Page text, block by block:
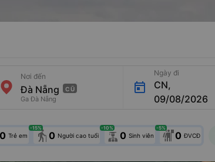
CŨ
Nơi đến
Ga Đà Nẵng
Ngày đi
CN,
09/08/2026
0 Trẻ em elderly 0 Người cao tuổi
-15%
0 Sinh viên
-10%
0 ĐVCĐ
-5%